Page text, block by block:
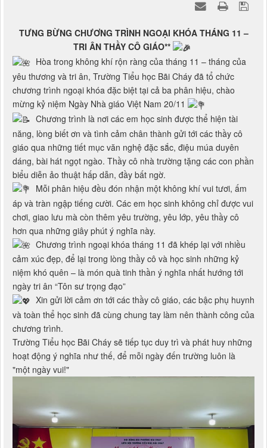
TƯNG BỪNG CHƯƠNG TRÌNH NGOẠI KHÓA THÁNG 11 –
TRI ÂN THẦY CÔ GIÁO**
Hòa trong không khí rộn ràng của tháng 11 – tháng của
yêu thương và tri ân, Trường Tiểu học Bãi Cháy đã tổ chức
chương trình ngoại khóa đặc biệt tại cả ba phân hiệu, chào
mừng kỷ niệm Ngày Nhà giáo Việt Nam 20/11
Chương trình là nơi các em học sinh được thể hiện tài
năng, lòng biết ơn và tình cảm chân thành gửi tới các thầy cô
giáo qua những tiết mục văn nghệ đặc sắc, điệu múa duyên
dáng, bài hát ngọt ngào. Thầy cô nhà trường tặng các con phần
biểu diễn ảo thuật hấp dẫn, đầy bất ngờ.
Mỗi phân hiệu đều đón nhận một không khí vui tươi, ấm
áp và tràn ngập tiếng cười. Các em học sinh không chỉ được vui
chơi, giao lưu mà còn thêm yêu trường, yêu lớp, yêu thầy cô
hơn qua những giây phút ý nghĩa này.
Chương trình ngoại khóa tháng 11 đã khép lại với nhiều
cảm xúc đẹp, để lại trong lòng thầy cô và học sinh những kỷ
niệm khó quên – là món quà tinh thần ý nghĩa nhất hướng tới
ngày tri ân “Tôn sư trọng đạo”
Xin gửi lời cảm ơn tới các thầy cô giáo, các bậc phụ huynh
và toàn thể học sinh đã cùng chung tay làm nên thành công của
chương trình.
Trường Tiểu học Bãi Cháy sẽ tiếp tục duy trì và phát huy những
hoạt động ý nghĩa như thế, để mỗi ngày đến trường luôn là